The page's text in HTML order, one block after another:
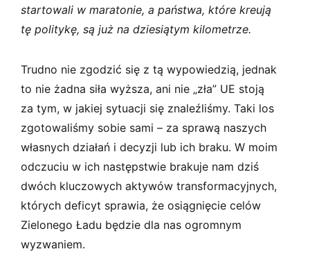
startowali w maratonie, a państwa, które kreują
tę politykę, są już na dziesiątym kilometrze.
Trudno nie zgodzić się z tą wypowiedzią, jednak
to nie żadna siła wyższa, ani nie „zła” UE stoją
za tym, w jakiej sytuacji się znaleźliśmy. Taki los
zgotowaliśmy sobie sami – za sprawą naszych
własnych działań i decyzji lub ich braku. W moim
odczuciu w ich następstwie brakuje nam dziś
dwóch kluczowych aktywów transformacyjnych,
których deficyt sprawia, że osiągnięcie celów
Zielonego Ładu będzie dla nas ogromnym
wyzwaniem.